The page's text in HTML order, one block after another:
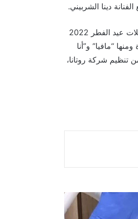
دينا الشربيني.
وكان محمد رمضان قد أحتفل مؤخراً بعيد الفطر مع جمهوره في السعودية، وافتتح موسم حفلات عيد الفطر 2022
“مافيا” و”أنا
من تنظيم شركة روتانا،